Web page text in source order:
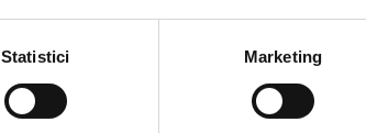
Statistici Marketing